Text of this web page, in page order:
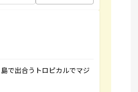
で出合うトロピカルでマジ